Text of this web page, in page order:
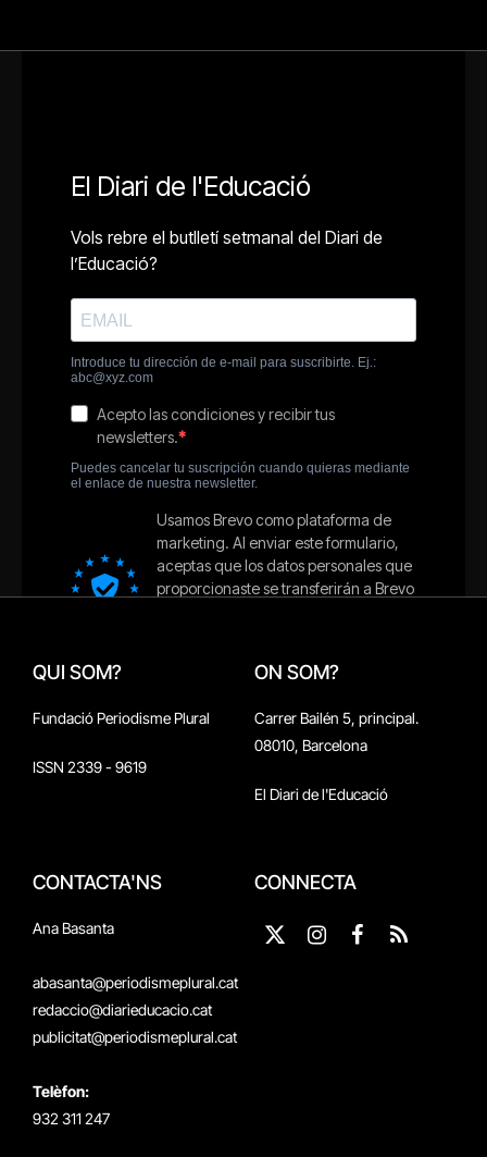
QUI SOM?
Fundació Periodisme Plural
ISSN 2339 - 9619
ON SOM?
Carrer Bailén 5, principal.
08010, Barcelona
El Diari de l'Educació
CONTACTA'NS
Ana Basanta
abasanta@periodismeplural.cat
redaccio@diarieducacio.cat
publicitat@periodismeplural.cat
Telèfon:
932 311 247
CONNECTA
X
Instagram
Facebook
RSS